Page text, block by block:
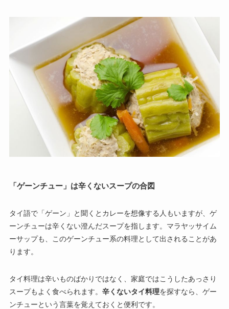
「ゲーンチュー」は辛くないスープの合図
タイ語で「ゲーン」と聞くとカレーを想像する人もいますが、ゲ
ーンチューは辛くない澄んだスープを指します。マラヤッサイム
ーサップも、このゲーンチュー系の料理として出されることがあ
ります。
タイ料理は辛いものばかりではなく、家庭ではこうしたあっさり
スープもよく食べられます。 辛くないタイ料理を探すなら、ゲー
ンチューという言葉を覚えておくと便利です。